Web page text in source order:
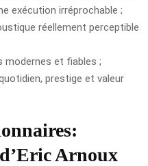
exécution irréprochable ;
réellement perceptible
modernes et fiables ;
prestige et valeur
Arnoux